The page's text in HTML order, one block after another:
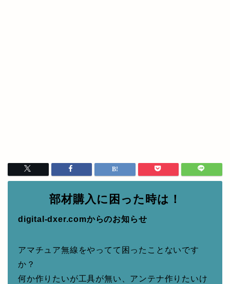
部材購入に困った時は！
digital-dxer.comからのお知らせ
アマチュア無線をやってて困ったことないです
か？
何か作りたいが工具が無い、アンテナ作りたいけ